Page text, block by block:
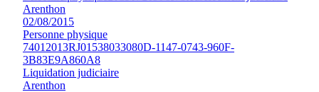
Arenthon
02/08/2015
Personne physique
74012013RJ01538033080D-1147-0743-960F-
3B83E9A860A8
Liquidation judiciaire
Arenthon